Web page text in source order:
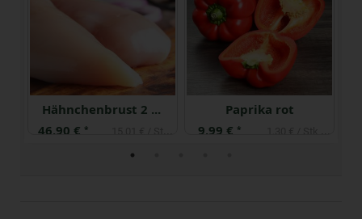
Hähnchenbrust 2 Stk ca. 320 g
46,90 € * 15,01 € / Stk (1 Stück ca. 320g)
Paprika rot
9,99 € *